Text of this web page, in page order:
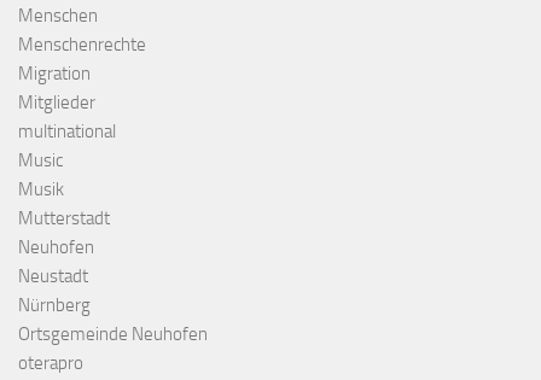
Menschen
Menschenrechte
Migration
Mitglieder
multinational
Music
Musik
Mutterstadt
Neuhofen
Neustadt
Nürnberg
Ortsgemeinde Neuhofen
oterapro